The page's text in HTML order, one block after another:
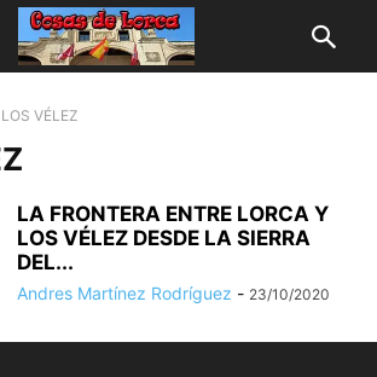
LOS VÉLEZ
LA FRONTERA ENTRE LORCA Y
LOS VÉLEZ DESDE LA SIERRA
DEL...
Andres Martínez Rodríguez - 23/10/2020